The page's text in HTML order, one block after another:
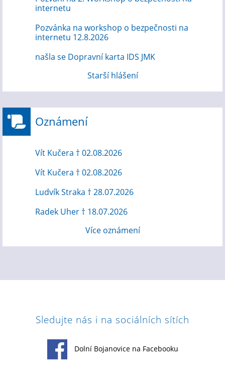
internetu
Pozvánka na workshop o bezpečnosti na
internetu 12.8.2026
našla se Dopravní karta IDS JMK
Starší hlášení
Oznámení
Vít Kučera † 02.08.2026
Vít Kučera † 02.08.2026
Ludvík Straka † 28.07.2026
Radek Uher † 18.07.2026
Více oznámení
Sledujte nás i na sociálních sítích
Dolní Bojanovice na Facebooku